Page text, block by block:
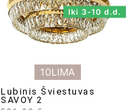
10LIMA
Iki 3-10 d.d.
Lubinis Šviestuvas
SAVOY 2